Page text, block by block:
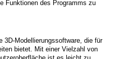
Funktionen des Programms zu
Modellierungssoftware, die für
bietet. Mit einer Vielzahl von